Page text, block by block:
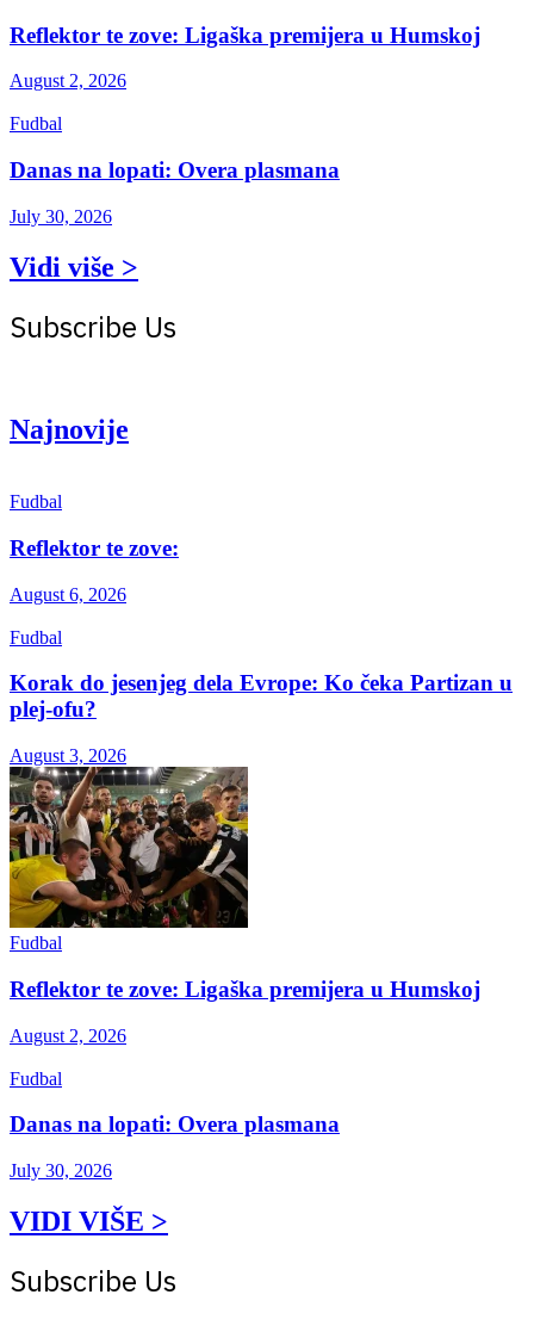
Reflektor te zove: Ligaška premijera u Humskoj
August 2, 2026
Fudbal
Danas na lopati: Overa plasmana
July 30, 2026
Vidi više >
Subscribe Us
Najnovije
Fudbal
Reflektor te zove:
August 6, 2026
Fudbal
Korak do jesenjeg dela Evrope: Ko čeka Partizan u
plej-ofu?
August 3, 2026
Fudbal
Reflektor te zove: Ligaška premijera u Humskoj
August 2, 2026
Fudbal
Danas na lopati: Overa plasmana
July 30, 2026
VIDI VIŠE >
Subscribe Us